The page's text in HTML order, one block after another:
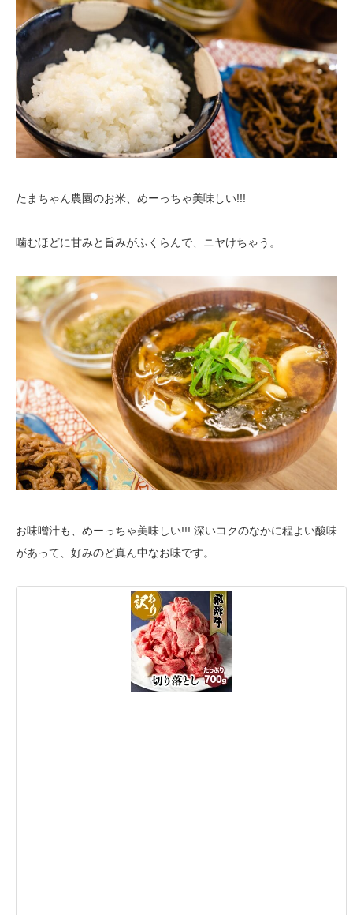
たまちゃん農園のお米、めーっちゃ美味しい!!!
噛むほどに甘みと旨みがふくらんで、ニヤけちゃう。
お味噌汁も、めーっちゃ美味しい!!! 深いコクのなかに程よい酸味
があって、好みのど真ん中なお味です。